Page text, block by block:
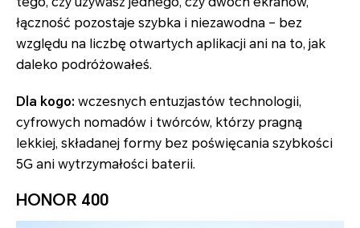
łączność pozostaje szybka i niezawodna – bez
względu na liczbę otwartych aplikacji ani na to, jak
daleko podróżowałeś.
Dla kogo: wczesnych entuzjastów technologii,
cyfrowych nomadów i twórców, którzy pragną
lekkiej, składanej formy bez poświęcania szybkości
5G ani wytrzymałości baterii.
HONOR 400